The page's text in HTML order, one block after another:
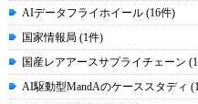
AIデータフライホイール (16件)
国家情報局 (1件)
国産レアアースサプライチェーン
AI駆動型MandAのケーススタディ